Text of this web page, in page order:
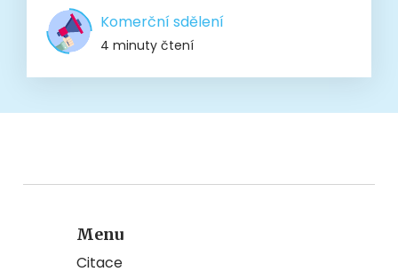
Komerční sdělení
4 minuty čtení
Menu
Citace